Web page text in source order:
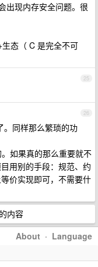
出现内存安全问题。很
态（ C 是完全不可
25
26
。同样那么繁琐的功
如果真的那么重要就不
用别的手段：规范、约
价实现即可，不需要什
内容
About · Language